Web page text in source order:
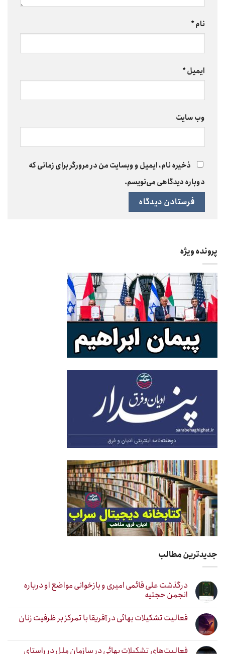
نام*
ایمیل*
وب‌ سایت
ذخیره نام، ایمیل و وبسایت من در مرورگر برای زمانی که
دوباره دیدگاهی می‌نویسم.
پرونده ویژه
جدیدترین مطالب
درگذشت علی قائمی امیری و بازخوانی مواضع او درباره
انجمن حجتیه
فعالیت تشکیلات بهائی در آفریقا با تمرکز بر ظرفیت زنان
فعالیت‌های تشکیلات بهائی در سازمان ملل در راستای